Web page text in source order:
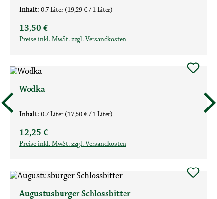
Inhalt: 0.7 Liter (19,29 € / 1 Liter)
Regulärer Preis:
13,50 €
Preise inkl. MwSt. zzgl. Versandkosten
Wodka
Inhalt: 0.7 Liter (17,50 € / 1 Liter)
Regulärer Preis:
12,25 €
Preise inkl. MwSt. zzgl. Versandkosten
Augustusburger Schlossbitter